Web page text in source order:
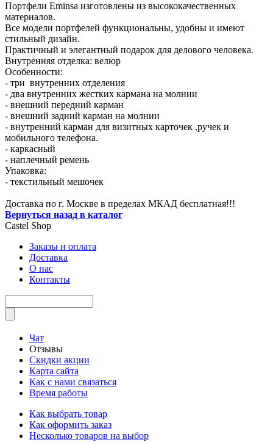
Портфели Eminsa изготовлены из высококачественных
материалов.
Все модели портфелей функциональны, удобны и имеют
стильный дизайн.
Практичный и элегантный подарок для делового человека.
Внутренняя отделка: велюр
Особенности:
- три внутренних отделения
- два внутренних жестких кармана на молнии
- внешний передний карман
- внешний задний карман на молнии
- внутренний карман для визитных карточек ,ручек и
мобильного телефона.
- каркасный
- наплечный ремень
Упаковка:
- текстильный мешочек
Доставка по г. Москве в пределах МКАД бесплатная!!!
Вернуться назад в каталог
Castel Shop
Заказы и оплата
Доставка
О нас
Контакты
Чат
Отзывы
Скидки акции
Карта сайта
Как с нами связаться
Время работы
Как выбрать товар
Как оформить заказ
Несколько товаров на выбор